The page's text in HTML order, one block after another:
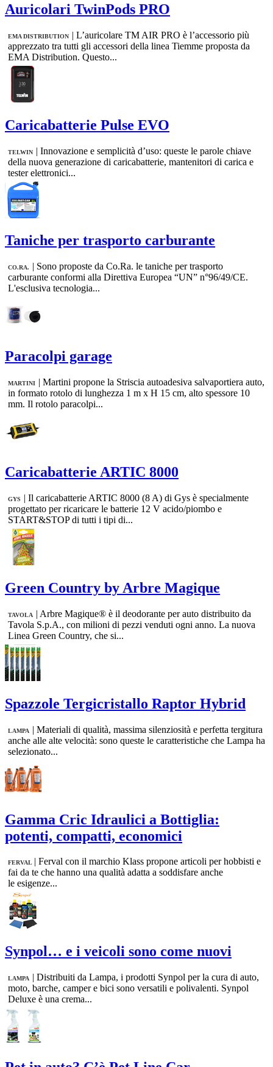
Auricolari TwinPods PRO
EMA DISTRIBUTION | L’auricolare TM AIR PRO è l’accessorio più
apprezzato tra tutti gli accessori della linea Tiemme proposta da
EMA Distribution. Questo...
Caricabatterie Pulse EVO
TELWIN | Innovazione e semplicità d’uso: queste le parole chiave
della nuova generazione di caricabatterie, mantenitori di carica e
tester elettronici...
Taniche per trasporto carburante
CO.RA. | Sono proposte da Co.Ra. le taniche per trasporto
carburante conformi alla Direttiva Europea “UN” n°96/49/CE.
L'esclusiva tecnologia...
Paracolpi garage
MARTINI | Martini propone la Striscia autoadesiva salvaportiera auto,
in formato rotolo di lunghezza 1 m x H 15 cm, alto spessore 10
mm. Il rotolo paracolpi...
Caricabatterie ARTIC 8000
GYS | Il caricabatterie ARTIC 8000 (8 A) di Gys è specialmente
progettato per ricaricare le batterie 12 V acido/piombo e
START&STOP di tutti i tipi di...
Green Country by Arbre Magique
TAVOLA | Arbre Magique® è il deodorante per auto distribuito da
Tavola S.p.A., con milioni di pezzi venduti ogni anno. La nuova
Linea Green Country, che si...
Spazzole Tergicristallo Raptor Hybrid
LAMPA | Materiali di qualità, massima silenziosità e perfetta tergitura
anche alle alte velocità: sono queste le caratteristiche che Lampa ha
selezionato...
Gamma Cric Idraulici a Bottiglia:
potenti, compatti, economici
FERVAL | Ferval con il marchio Klass propone articoli per hobbisti e
fai da te che hanno una qualità adatta a soddisfare anche
le esigenze...
Synpol… e i veicoli sono come nuovi
LAMPA | Distribuiti da Lampa, i prodotti Synpol per la cura di auto,
moto, barche, camper e bici sono versatili e polivalenti. Synpol
Deluxe è una crema...